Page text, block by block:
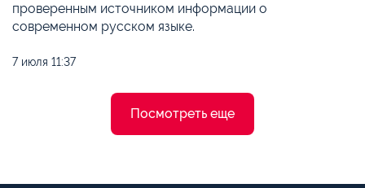
проверенным источником информации о
современном русском языке.
7 июля 11:37
Посмотреть еще